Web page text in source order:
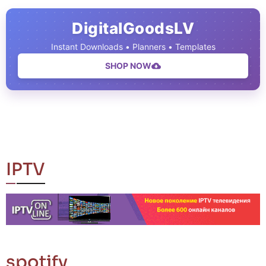
DigitalGoodsLV
Instant Downloads • Planners • Templates
SHOP NOW
IPTV